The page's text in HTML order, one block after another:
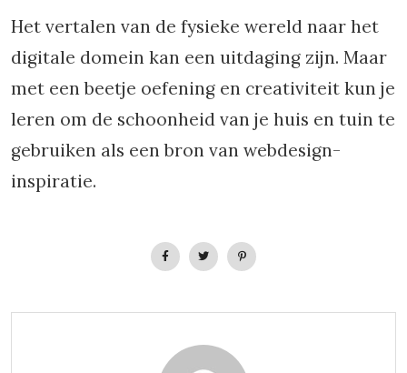
Het vertalen van de fysieke wereld naar het
digitale domein kan een uitdaging zijn. Maar
met een beetje oefening en creativiteit kun je
leren om de schoonheid van je huis en tuin te
gebruiken als een bron van webdesign-
inspiratie.